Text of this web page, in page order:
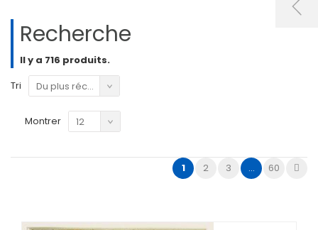
Recherche
Il y a 716 produits.
Tri
Du plus récent au plus ancien
Montrer 12
1 2 3 ... 60